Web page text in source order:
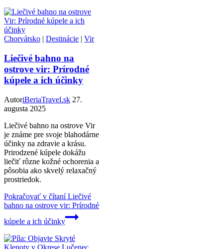
Chorvátsko | Destinácie | Vir
Liečivé bahno na
ostrove vir: Prírodné
kúpele a ich účinky
AutoriBeriaTravel.sk 27.
augusta 2025
Liečivé bahno na ostrove Vir
je známe pre svoje blahodárne
účinky na zdravie a krásu.
Prirodzené kúpele dokážu
liečiť rôzne kožné ochorenia a
pôsobia ako skvelý relaxačný
prostriedok.
Pokračovať v čítaníLiečivé
bahno na ostrove vir: Prírodné
kúpele a ich účinky